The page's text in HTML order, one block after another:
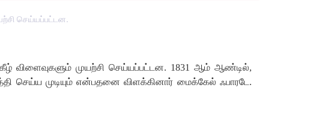
செய்யப்பட்டன.
விளைவுகளும் முயற்சி செய்யப்பட்டன. 1831 ஆம் ஆண்டில்,
செய்ய முடியும் என்பதனை விளக்கினார் மைக்கேல் ஃபாரடே .